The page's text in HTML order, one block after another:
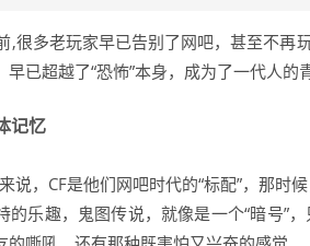
,很多老玩家早已告别了网吧，甚至不再
已超越了“恐怖”本身，成为了一代人的
记忆
说，CF是他们网吧时代的“标配”，那时
的乐趣，鬼图传说，就像是一个“暗号”